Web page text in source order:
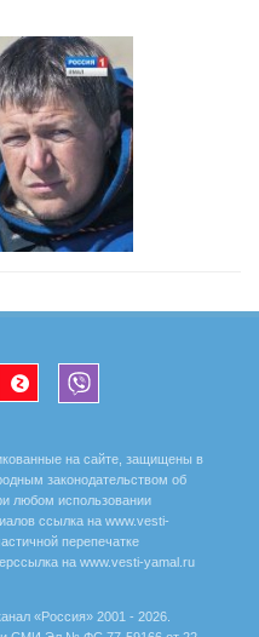
на сайте, защищены в
законодательством об
любом использовании
ссылка на www.vesti-
перепечатке
на www.vesti-yamal.ru
«Россия» 2001 - 2026.